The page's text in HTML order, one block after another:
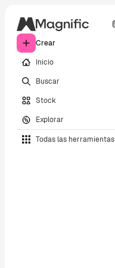
Crear
Inicio
Buscar
Stock
Explorar
Todas las herramientas